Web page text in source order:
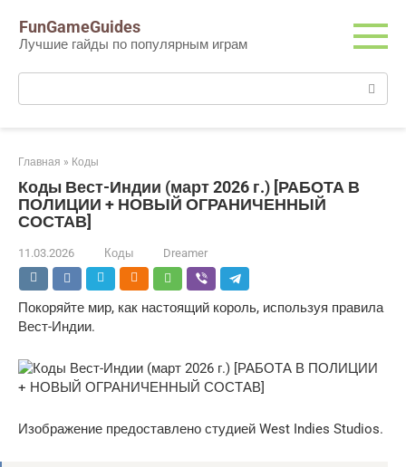
контенту
FunGameGuides
Лучшие гайды по популярным играм
Поиск:
Главная » Коды
Коды Вест-Индии (март 2026 г.) [РАБОТА В
ПОЛИЦИИ + НОВЫЙ ОГРАНИЧЕННЫЙ
СОСТАВ]
11.03.2026 Коды Dreamer
Покоряйте мир, как настоящий король, используя правила
Вест-Индии.
Изображение предоставлено студией West Indies Studios.